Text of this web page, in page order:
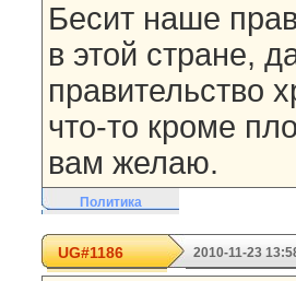
Бесит наше
в этой стране,
правительство
что-то кроме
вам желаю.
Политика
UG#1186 2010-11-23